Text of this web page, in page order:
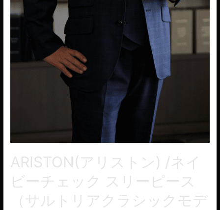
ARISTON(アリストン) /ネイ
ビーチェック スリーピース
（サルトリアクラシックモデ